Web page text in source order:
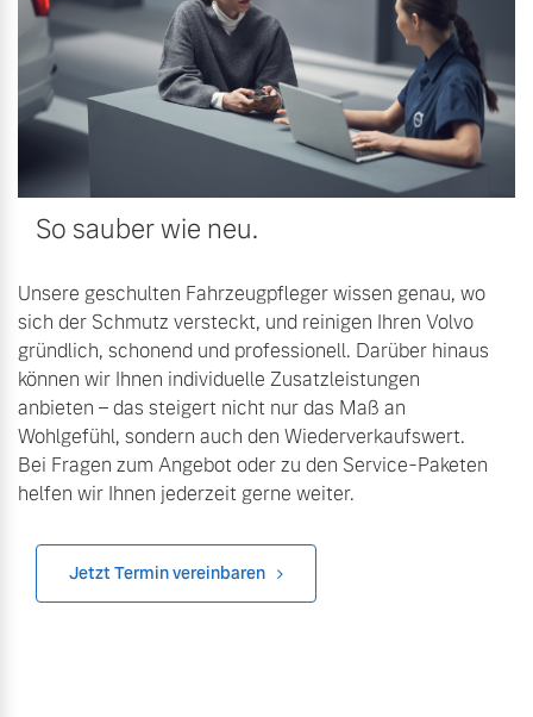
Versicherung
So sauber wie neu.
Unsere geschulten Fahrzeugpfleger wissen genau, wo
sich der Schmutz versteckt, und reinigen Ihren Volvo
gründlich, schonend und professionell. Darüber hinaus
können wir Ihnen individuelle Zusatzleistungen
anbieten – das steigert nicht nur das Maß an
Wohlgefühl, sondern auch den Wiederverkaufswert.
Bei Fragen zum Angebot oder zu den Service-Paketen
helfen wir Ihnen jederzeit gerne weiter.
Jetzt Termin vereinbaren